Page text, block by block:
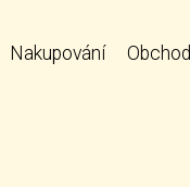
Nakupování Obchod